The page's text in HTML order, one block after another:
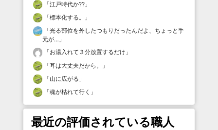
「江戸時代か⁇ 」
「標本化する。
」
「光る部位を外したつもりだったんだよ、ちょっと手
元が… 」
「お湯入れて３分放置するだけ 」
「耳は大丈夫だから。
」
「山に広がる 」
「魂が枯れて行く 」
最近の評価されている職人